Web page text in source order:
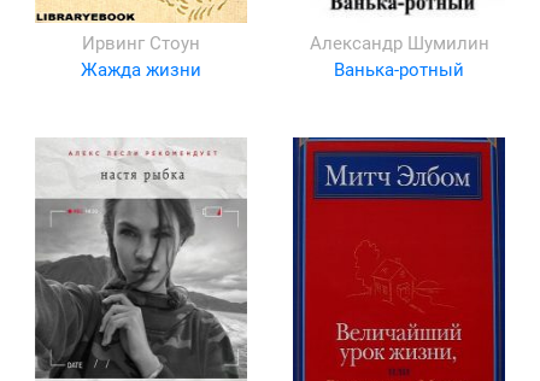
Ирвинг Стоун
Жажда жизни
Александр Шумилин
Ванька-ротный